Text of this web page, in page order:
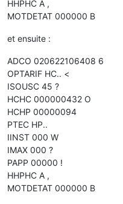
HHPHC A ,
MOTDETAT 000000 B
et ensuite :
ADCO 020622106408 6
OPTARIF HC.. <
ISOUSC 45 ?
HCHC 000000432 O
HCHP 00000094
PTEC HP..
IINST 000 W
IMAX 000 ?
PAPP 00000 !
HHPHC A ,
MOTDETAT 000000 B